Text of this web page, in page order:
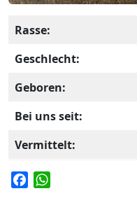
Rasse:
Geschlecht:
Geboren:
Bei uns seit:
Vermittelt: